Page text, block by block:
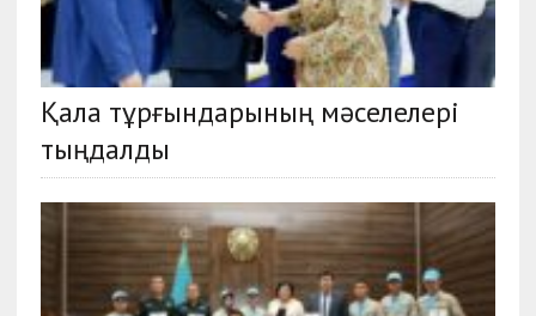
Қала тұрғындарының мәселелері
тыңдалды